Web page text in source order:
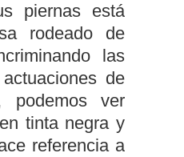
piernas está
rodeado de
las
de
podemos ver
tinta negra y
referencia a